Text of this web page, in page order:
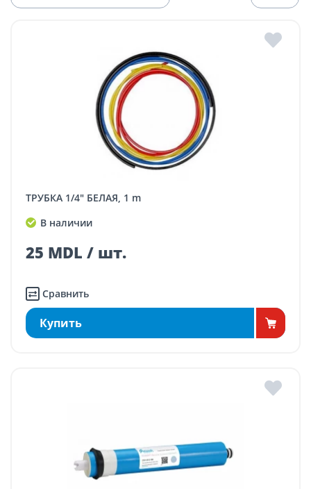
ТРУБКА 1/4" БЕЛАЯ, 1 m
В наличии
25 MDL / шт.
Сравнить
Купить